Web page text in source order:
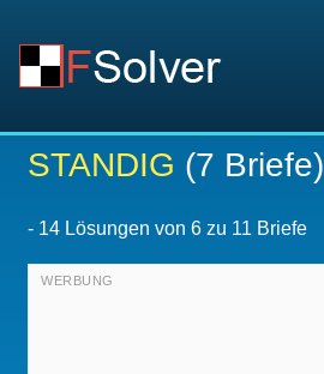
STANDIG (7 Briefe)
- 14 Lösungen von 6 zu 11 Briefe